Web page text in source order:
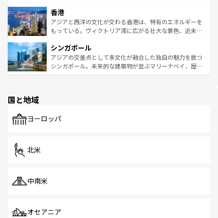
とつ。フォーやバインミー、ベトナムコーヒーなどは、ぜ
ひ現地で味わいたい。どの地域を訪れてもあたたかい人々
が旅行者を迎えてくれるので、きっと忘れられない旅にな
参照してほしい。
の活気が交差している。北部ではチェンマイなどの山岳地
帯で自然と触れ合い、南部ではプーケットやクラビの美し
いビーチでリゾート気分を楽しむことができる。タイ料理
激する。気候は一年中温暖で、どの季節にも異なる楽しみ
が待っている。親しみやすいタイの人々、仏教を中心とし
た文化、そして多様な観光資源が、訪れる旅人を魅了し続
香港
アジアと西洋の文化が交わる香港は、特有のエネルギーを
もっている。ヴィクトリア湾に広がる壮大な景色、近未来
み、どこを訪れても感動するはず。観光スポットが密集し
ており、効率よく見どころを回れるのも魅力。息をのむよ
うな絶景から文化的な体験まで、香港を存分に楽しみ尽く
シンガポール
アジアの交差点として多文化が融合した独自の魅力を放つ
シンガポール。未来的な建築物が並ぶマリーナベイ、歴史
で、ホーカーズは地元の風情を楽しめる外せないスポット
国と地域
ヨーロッパ
北米
中南米
オセアニア